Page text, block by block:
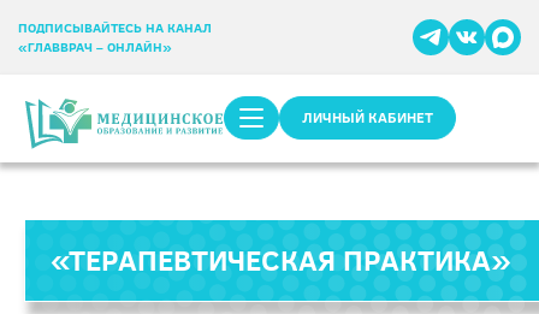
ПОДПИСЫВАЙТЕСЬ НА КАНАЛ
«ГЛАВВРАЧ – ОНЛАЙН»
ЛИЧНЫЙ КАБИНЕТ
«ТЕРАПЕВТИЧЕСКАЯ ПРАКТИКА»